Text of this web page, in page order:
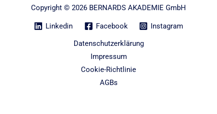
Copyright © 2026 BERNARDS AKADEMIE GmbH
Linkedin Facebook
Instagram
Datenschutzerklärung
Impressum
Cookie-Richtlinie
AGBs